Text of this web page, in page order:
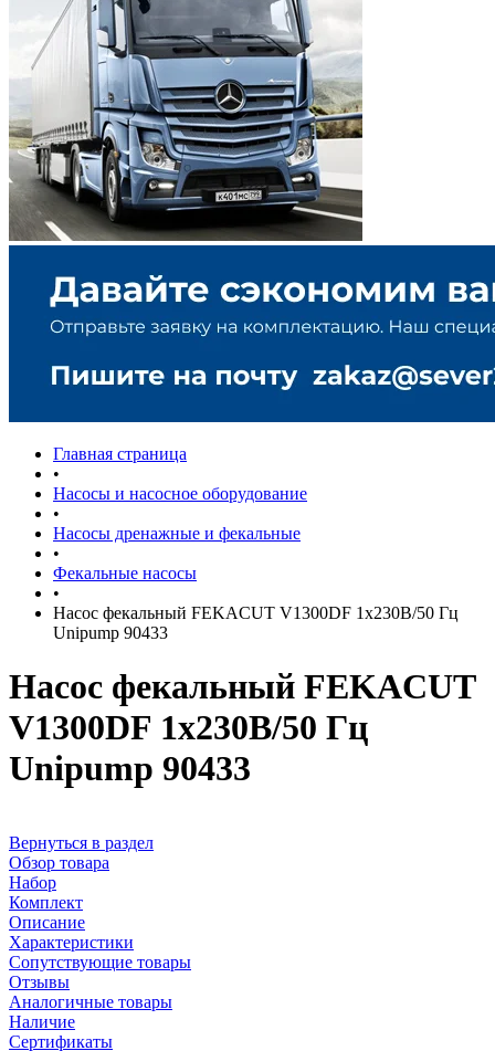
Главная страница
•
Насосы и насосное оборудование
•
Насосы дренажные и фекальные
•
Фекальные насосы
•
Насос фекальный FEKACUT V1300DF 1х230В/50 Гц
Unipump 90433
Насос фекальный FEKACUT
V1300DF 1х230В/50 Гц
Unipump 90433
Вернуться в раздел
Обзор товара
Набор
Комплект
Описание
Характеристики
Сопутствующие товары
Отзывы
Аналогичные товары
Наличие
Сертификаты